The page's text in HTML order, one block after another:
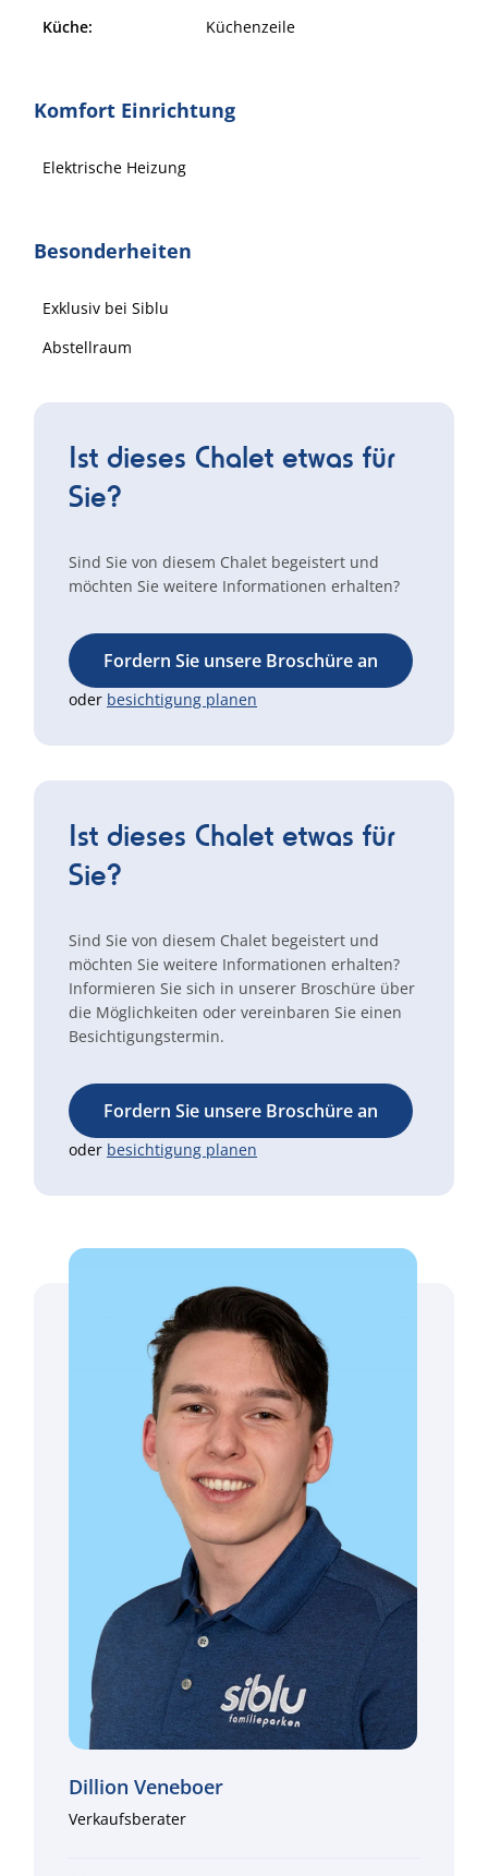
Küche: Küchenzeile
Komfort Einrichtung
Elektrische Heizung
Besonderheiten
Exklusiv bei Siblu
Abstellraum
Ist dieses Chalet etwas für
Sie?
Sind Sie von diesem Chalet begeistert und
möchten Sie weitere Informationen erhalten?
Fordern Sie unsere Broschüre an
oder besichtigung planen
Ist dieses Chalet etwas für
Sie?
Sind Sie von diesem Chalet begeistert und
möchten Sie weitere Informationen erhalten?
Informieren Sie sich in unserer Broschüre über
die Möglichkeiten oder vereinbaren Sie einen
Besichtigungstermin.
Fordern Sie unsere Broschüre an
oder besichtigung planen
Dillion Veneboer
Verkaufsberater